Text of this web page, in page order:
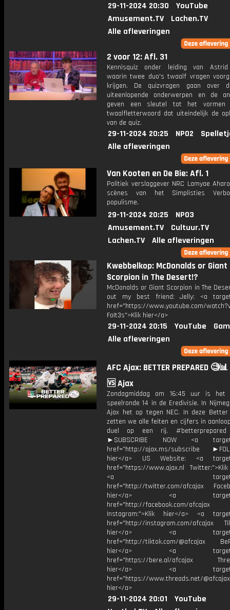
29-11-2024 20:30
YouTube
Amusement.TV
Lachen.TV
Alle afleveringen
2 voor 12: Afl. 31
Kennisquiz onder leiding van
waarin twee duo's twaalf vragen
krijgen. De quizvragen gaan over
uiteenlopende onderwerpen en de
geven een sleutel tot het vormen
twaalfletterwoord dat uiteindelijk de
van de quiz.
29-11-2024 20:25 NPO2
Alle afleveringen
Van Kooten en De Bie: Afl. 1
Politiek verslaggever NRC Lamyae
scènes van het Simplisties
populisme.
29-11-2024 20:25
NPO3
Amusement.TV
Cultuur.TV
Lachen.TV
Alle afleveringen
Kwebbelkop: McDonalds or Giant
Scorpion in The Desert!?
McDonalds or Giant Scorpion in The
out my best friend: Jelly: <a
href="https://www.youtube.com/
FoIt3s">Klik hier</a>
29-11-2024 20:15 YouTube
Alle afleveringen
AFC Ajax: BETTER PREPARED 🧐📊
🆚 Ajax
Zondagmiddag om 16:45 uur is
speelronde 14 in de Eredivisie. In
Ajax het op tegen NEC. In deze Better
zetten we alle feiten en cijfers in
duel op een rij. #betterprepared
►SUBSCRIBE NOW <a
href="http://ajax.ms/subscribe
hier</a> US Website: <a
href="https://www.ajax.nl
<a
href="http://twitter.com/afcajax
hier</a> <a
href="http://facebook.com/afcajax
Instagram:">Klik hier</a> <a
href="http://instagram.com/afcajax
hier</a> <a
href="http://tiktok.com/@afcajax
hier</a> <a
href="https://bere.al/afcajax
hier</a> <a
href="https://www.threads.net/
hier</a>
29-11-2024 20:01
YouTube